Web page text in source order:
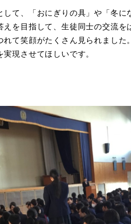
して、「おにぎりの具」や「冬
えを目指して、生徒同士の交流
れて笑顔がたくさん見られまし
現させてほしいです。